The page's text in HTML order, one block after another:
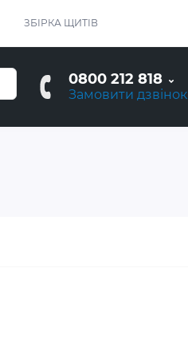
ЗБІРКА ЩИТІВ
0800 212 818
Замовити дзвінок